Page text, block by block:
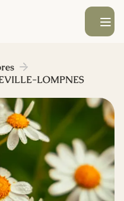
Ouvrir le
LOMPNES